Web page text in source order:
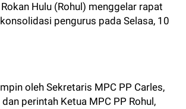
Hulu (Rohul) menggelar rapat
pengurus pada Selasa, 10
oleh Sekretaris MPC PP Carles,
perintah Ketua MPC PP Rohul,